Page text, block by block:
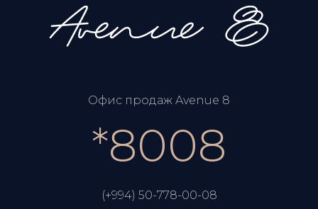
Офис продаж Avenue 8
*8008
(+994) 50-778-00-08